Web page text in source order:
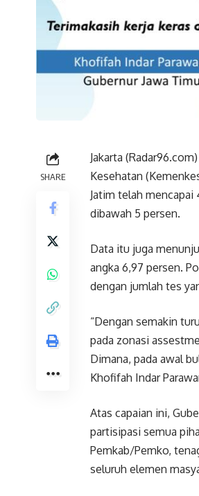
SHARE
Jakarta
Kesehatan
Jatim telah
dibawah 5 persen.
Data itu juga
angka 6,97 persen.
dengan jumlah tes
“Dengan semakin
pada zonasi
Dimana, pada awal
Khofifah Indar
Atas capaian ini,
partisipasi semua
Pemkab/Pemko,
seluruh elemen